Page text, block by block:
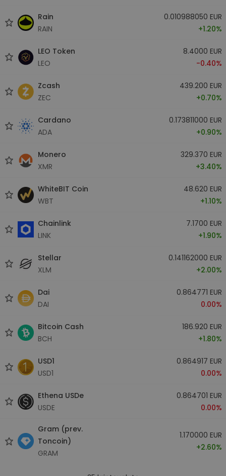
Rain
RAIN
0.010988050 EUR
+1.20%
LEO Token
LEO
8.4000 EUR
-0.40%
Zcash
ZEC
439.200 EUR
+0.70%
Cardano
ADA
0.173811000 EUR
+0.90%
Monero
XMR
329.370 EUR
+3.40%
WhiteBIT Coin
WBT
48.620 EUR
+1.10%
Chainlink
LINK
7.1700 EUR
+1.90%
Stellar
XLM
0.141162000 EUR
+2.00%
Dai
DAI
0.864771 EUR
0.00%
Bitcoin Cash
BCH
186.920 EUR
+1.80%
USD1
USD1
0.864917 EUR
0.00%
Ethena USDe
USDE
0.864701 EUR
0.00%
Gram (prev.
Toncoin)
GRAM
1.170000 EUR
+2.60%